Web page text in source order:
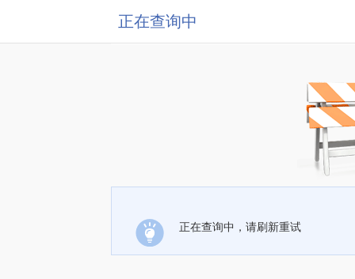
正在查询中
正在查询中，请刷新重试